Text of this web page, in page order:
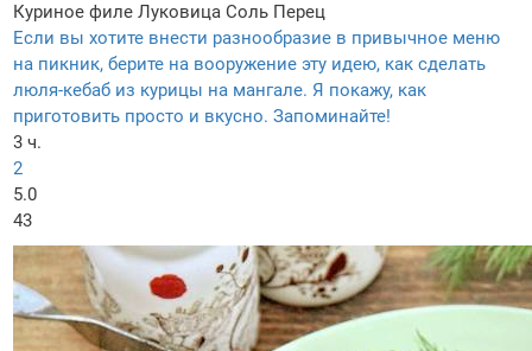
Куриное филе Луковица Соль Перец
Если вы хотите внести разнообразие в привычное меню
на пикник, берите на вооружение эту идею, как сделать
люля-кебаб из курицы на мангале. Я покажу, как
приготовить просто и вкусно. Запоминайте!
3 ч.
2
5.0
43